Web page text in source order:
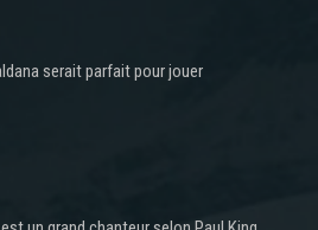
serait parfait pour jouer